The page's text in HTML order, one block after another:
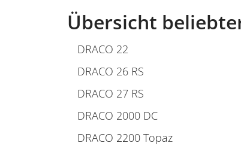
Übersicht
DRACO 22
DRACO 26 RS
DRACO 27 RS
DRACO 2000 DC
DRACO 2200 Topaz